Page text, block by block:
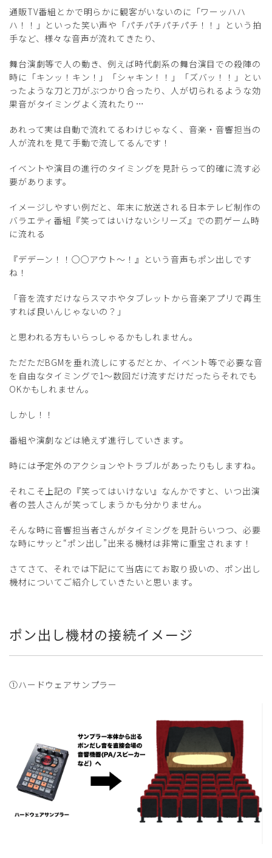
通販TV番組とかで明らかに観客がいないのに「ワーッハハ
ハ！！」といった笑い声や「パチパチパチパチ！！」という拍
手など、様々な音声が流れてきたり、
舞台演劇等で人の動き、例えば時代劇系の舞台演目での殺陣の
時に「キンッ！キン！」「シャキン！！」「ズバッ！！」とい
ったような刀と刀がぶつかり合ったり、人が切られるような効
果音がタイミングよく流れたり…
あれって実は自動で流れてるわけじゃなく、音楽・音響担当の
人が流れを見て手動で流してるんです！
イベントや演目の進行のタイミングを見計らって的確に流す必
要があります。
イメージしやすい例だと、年末に放送される日本テレビ制作の
バラエティ番組『笑ってはいけないシリーズ』での罰ゲーム時
に流れる
『デデーン！！○○アウト～！』という音声もポン出しです
ね！
「音を流すだけならスマホやタブレットから音楽アプリで再生
すれば良いんじゃないの？」
と思われる方もいらっしゃるかもしれません。
ただただBGMを垂れ流しにするだとか、イベント等で必要な音
を自由なタイミングで1～数回だけ流すだけだったらそれでも
OKかもしれません。
しかし！！
番組や演劇などは絶えず進行していきます。
時には予定外のアクションやトラブルがあったりもしますね。
それこそ上記の『笑ってはいけない』なんかですと、いつ出演
者の芸人さんが笑ってしまうかも分かりません。
そんな時に音響担当者さんがタイミングを見計らいつつ、必要
な時にサッと“ポン出し”出来る機材は非常に重宝されます！
さてさて、それでは下記にて当店にてお取り扱いの、ポン出し
機材についてご紹介していきたいと思います。
ポン出し機材の接続イメージ
①ハードウェアサンプラー